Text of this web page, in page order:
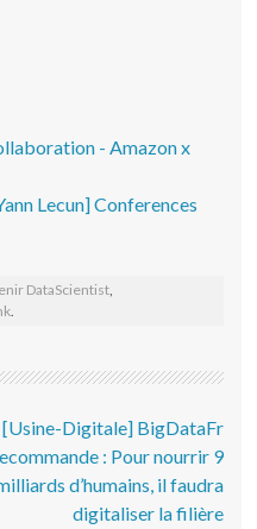
- Amazon x
Lecun] Conferences
DataScientist,
.
[Usine-Digitale] BigDataFr
: Pour nourrir 9
d’humains, il faudra
digitaliser la filière